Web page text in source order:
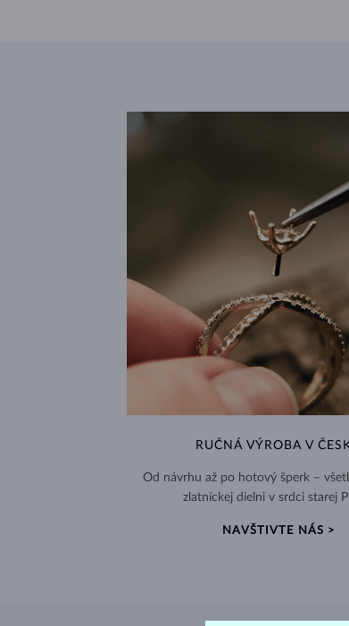
RUČNÁ VÝROBA V
Od návrhu až po hotový šperk –
zlatníckej dielni v srdci starej
NAVŠTIVTE NÁS >